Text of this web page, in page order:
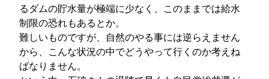
るダムの貯水量が極端に少なく、このままでは給水
制限の恐れもあるとか。
難しいものですが、自然のやる事には逆らえません
から、こんな状況の中でどうやって行くのか考えね
ばなりません。